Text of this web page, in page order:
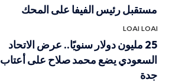
مستقبل رئيس الفيفا على المحك
LOAI LOAI
25 مليون دولار سنويًا.. عرض الاتحاد
السعودي يضع محمد صلاح على أعتاب
جدة